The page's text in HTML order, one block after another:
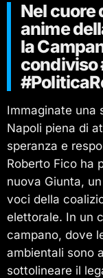
Nel cuore
anime
la
condiviso
Immaginate una
Napoli piena di
speranza e
Roberto Fico ha
nuova Giunta,
voci della
elettorale. In un
campano, dove
ambientali sono
sottolineare il